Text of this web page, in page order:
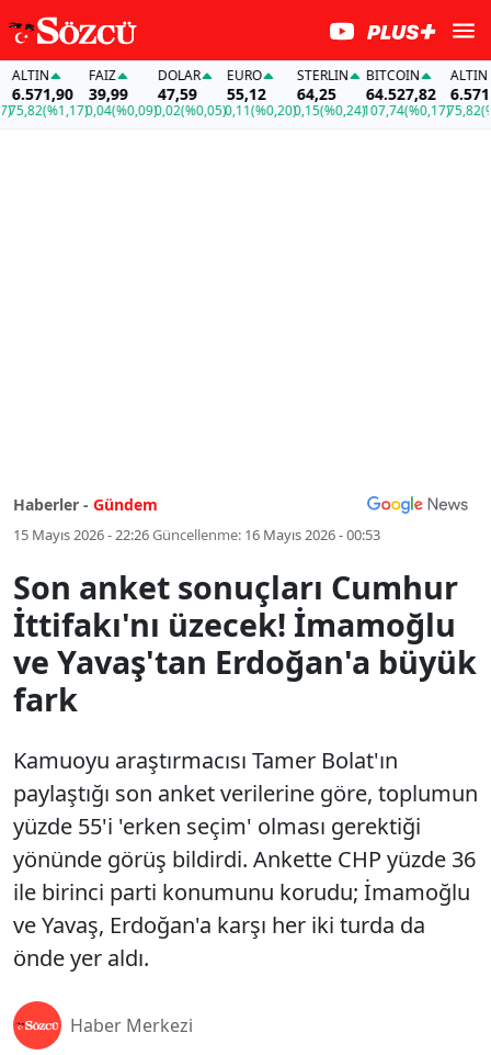
(%1,17)
FAİZ
39,99
0,04(%0,09)
DOLAR
47,59
0,02(%0,05)
EURO
55,12
0,11(%0,20)
STERLIN
64,25
0,15(%0,24)
BITCOIN
64.527,82
107,74(%0,17)
ALTIN
75,82
Haberler - Gündem
15 Mayıs 2026 - 22:26Güncellenme: 16 Mayıs 2026 - 00:53
Son anket sonuçları Cumhur
İttifakı'nı üzecek! İmamoğlu
ve Yavaş'tan Erdoğan'a büyük
fark
Kamuoyu araştırmacısı Tamer Bolat'ın
paylaştığı son anket verilerine göre, toplumun
yüzde 55'i 'erken seçim' olması gerektiği
yönünde görüş bildirdi. Ankette CHP yüzde 36
ile birinci parti konumunu korudu; İmamoğlu
ve Yavaş, Erdoğan'a karşı her iki turda da
önde yer aldı.
Haber Merkezi